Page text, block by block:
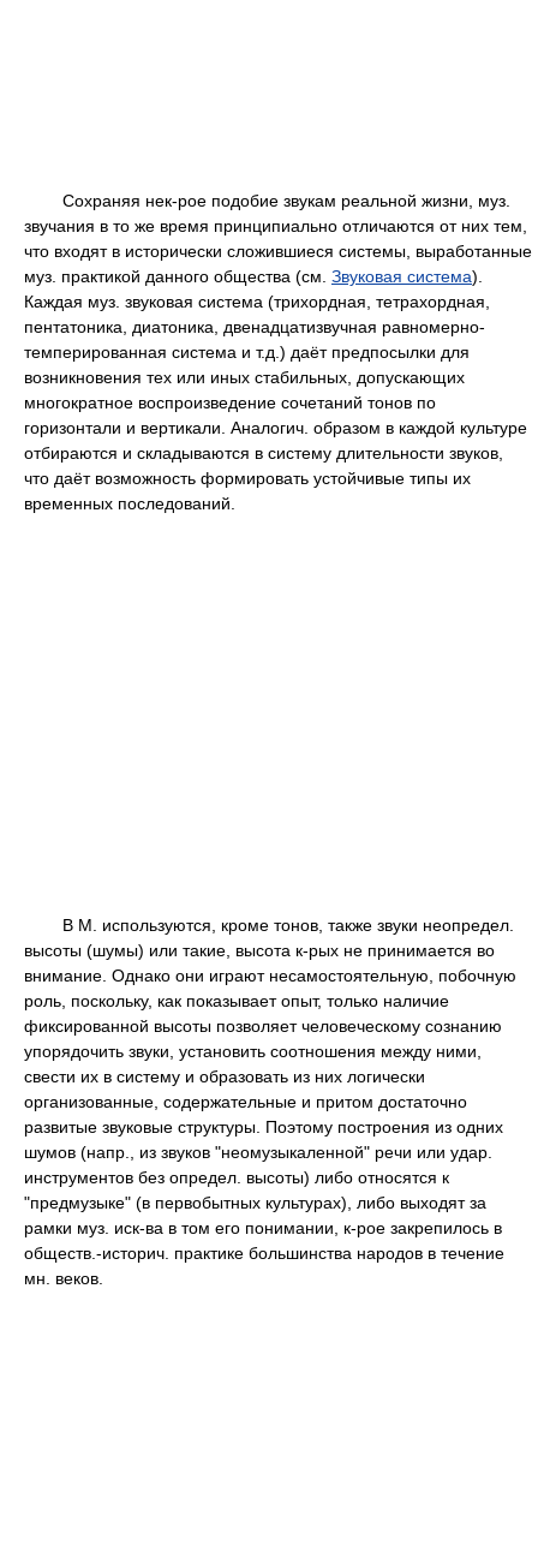
Сохраняя нек-рое подобие звукам реальной жизни, муз.
звучания в то же время принципиально отличаются от них тем,
что входят в исторически сложившиеся системы, выработанные
муз. практикой данного общества (см. Звуковая система).
Каждая муз. звуковая система (трихордная, тетрахордная,
пентатоника, диатоника, двенадцатизвучная равномерно-
темперированная система и т.д.) даёт предпосылки для
возникновения тех или иных стабильных, допускающих
многократное воспроизведение сочетаний тонов по
горизонтали и вертикали. Аналогич. образом в каждой культуре
отбираются и складываются в систему длительности звуков,
что даёт возможность формировать устойчивые типы их
временных последований.
В М. используются, кроме тонов, также звуки неопредел.
высоты (шумы) или такие, высота к-рых не принимается во
внимание. Однако они играют несамостоятельную, побочную
роль, поскольку, как показывает опыт, только наличие
фиксированной высоты позволяет человеческому сознанию
упорядочить звуки, установить соотношения между ними,
свести их в систему и образовать из них логически
организованные, содержательные и притом достаточно
развитые звуковые структуры. Поэтому построения из одних
шумов (напр., из звуков "неомузыкаленной" речи или удар.
инструментов без определ. высоты) либо относятся к
"предмузыке" (в первобытных культурах), либо выходят за
рамки муз. иск-ва в том его понимании, к-рое закрепилось в
обществ.-историч. практике большинства народов в течение
мн. веков.